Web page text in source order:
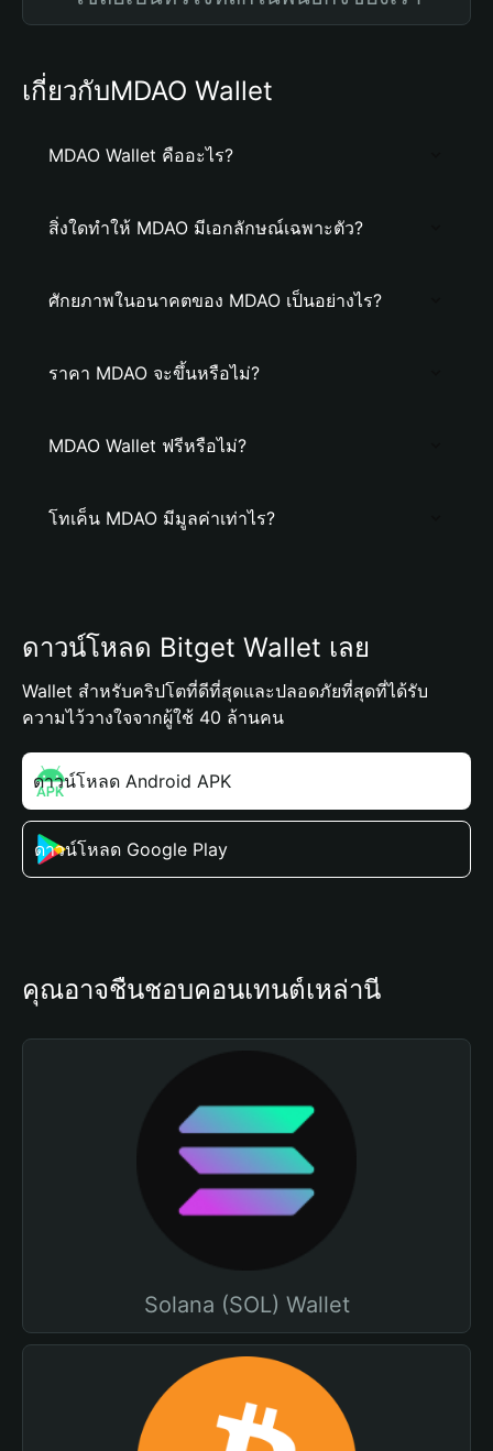
เกี่ยวกับMDAO Wallet
MDAO Wallet คืออะไร?
สิ่งใดทำให้ MDAO มีเอกลักษณ์เฉพาะตัว?
ศักยภาพในอนาคตของ MDAO เป็นอย่างไร?
ราคา MDAO จะขึ้นหรือไม่?
MDAO Wallet ฟรีหรือไม่?
โทเค็น MDAO มีมูลค่าเท่าไร?
ดาวน์โหลด Bitget Wallet เลย
Wallet สำหรับคริปโตที่ดีที่สุดและปลอดภัยที่สุดที่ได้รับ
ความไว้วางใจจากผู้ใช้ 40 ล้านคน
ดาวน์โหลด Android APK
ดาวน์โหลด Google Play
คุณอาจชื่นชอบคอนเทนต์เหล่านี้
Solana (SOL) Wallet